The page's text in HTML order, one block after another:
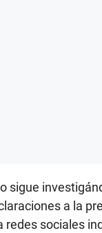
sigue
a la
redes sociales